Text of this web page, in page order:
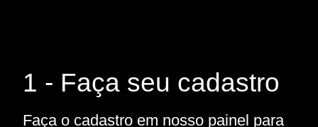
1 - Faça seu cadastro
Faça o cadastro em nosso painel para